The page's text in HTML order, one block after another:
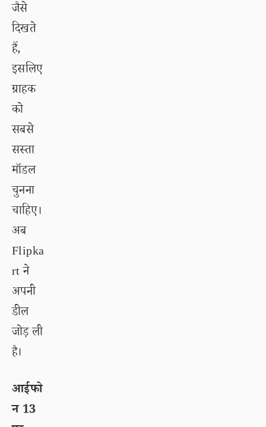
जैसे
दिखते
हैं,
इसलिए
ग्राहक
को
सबसे
सस्ता
मॉडल
चुनना
चाहिए।
अब
Flipka
rt ने
अपनी
डील
जोड़ ली
है।
आईफो
न 13